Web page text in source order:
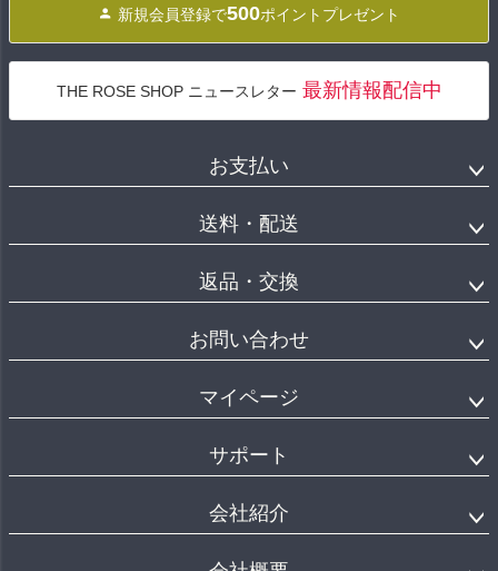
新規会員登録で500ポイントプレゼント
THE ROSE SHOP ニュースレター 最新情報配信中
お支払い
送料・配送
返品・交換
お問い合わせ
マイページ
サポート
会社紹介